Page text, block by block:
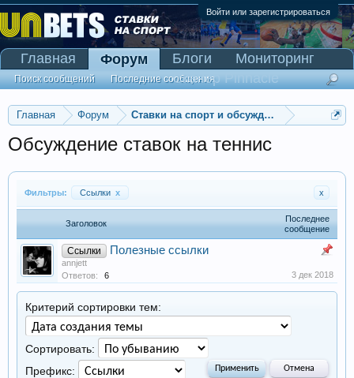
Войти или зарегистрироваться
Главная Форум Ставки на спорт и обсуждение
Обсуждение ставок на теннис
Фильтры: Ссылки x x
Заголовок
Последнее
сообщение
Ссылки Полезные ссылки
annjett
Ответов:
6 3 дек 2018
Критерий сортировки тем:
Сортировать:
Префикс:
Главная Форум
Поиск сообщений Последние сообщения
Блоги
Мониторинг
Сканер Pinnacle